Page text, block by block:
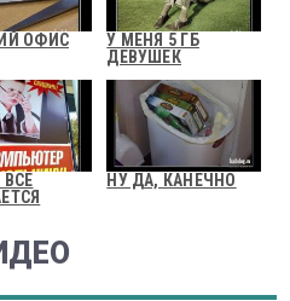
ОФИС
У МЕНЯ 5 ГБ
ДЕВУШЕК
ВСЕ
НУ ДА, КАНЕЧНО